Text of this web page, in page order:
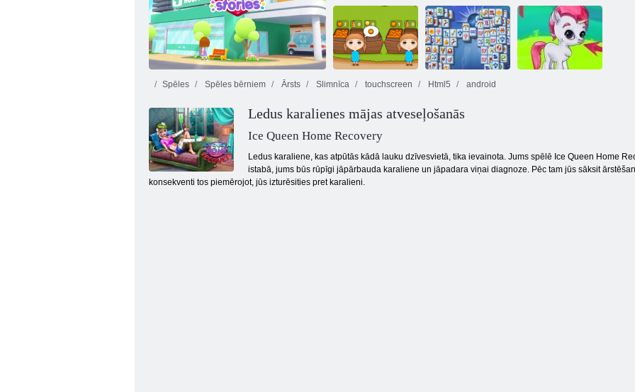
Mazais zobārsts bērniem 2
Fireboy and
Watergirl 4:
Kristāla templis
Tauriņš kyodai
Nolādēts
dārgums 2
Apelsīnu ferma
Mahjong
Fortuna
Spēles Spēles bērniem Ārsts Slimnīca touchscreen Html5 android
Ledus karalienes mājas atveseļošanās
Ice Queen Home Recovery
Ledus karaliene, kas atpūtās kādā lauku dzīvesvietā, tika ievainota. Jums spēlē Ice Queen Home
istabā, jums būs rūpīgi jāpārbauda karaliene un jāpadara viņai diagnoze. Pēc tam jūs sāksit
konsekventi tos piemērojot, jūs izturēsities pret karalieni.